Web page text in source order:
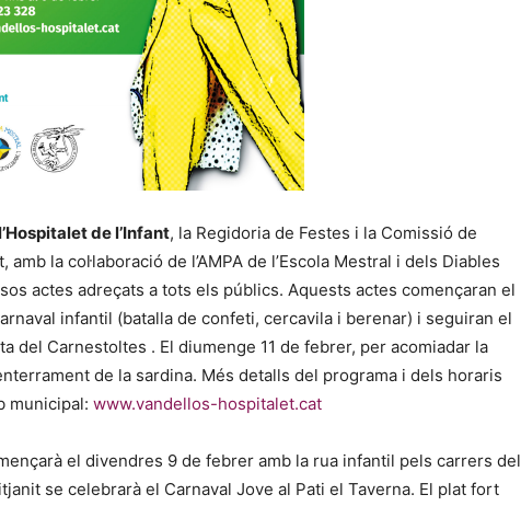
de l’Infant, la Regidoria de Festes i la Comissió de
la col·laboració de l’AMPA de l’Escola Mestral i dels Diables
actes adreçats a tots els públics. Aquests actes començaran el
infantil (batalla de confeti, cercavila i berenar) i seguiran el
del Carnestoltes . El diumenge 11 de febrer, per acomiadar la
de la sardina. Més detalls del programa i dels horaris
municipal: www.vandellos-hospitalet.cat
el divendres 9 de febrer amb la rua infantil pels carrers del
se celebrarà el Carnaval Jove al Pati el Taverna. El plat fort